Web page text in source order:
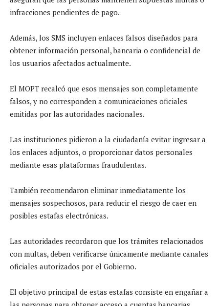
infracciones pendientes de pago.
Además, los SMS incluyen enlaces falsos diseñados para
obtener información personal, bancaria o confidencial de
los usuarios afectados actualmente.
El MOPT recalcó que esos mensajes son completamente
falsos, y no corresponden a comunicaciones oficiales
emitidas por las autoridades nacionales.
Las instituciones pidieron a la ciudadanía evitar ingresar a
los enlaces adjuntos, o proporcionar datos personales
mediante esas plataformas fraudulentas.
También recomendaron eliminar inmediatamente los
mensajes sospechosos, para reducir el riesgo de caer en
posibles estafas electrónicas.
Las autoridades recordaron que los trámites relacionados
con multas, deben verificarse únicamente mediante canales
oficiales autorizados por el Gobierno.
El objetivo principal de estas estafas consiste en engañar a